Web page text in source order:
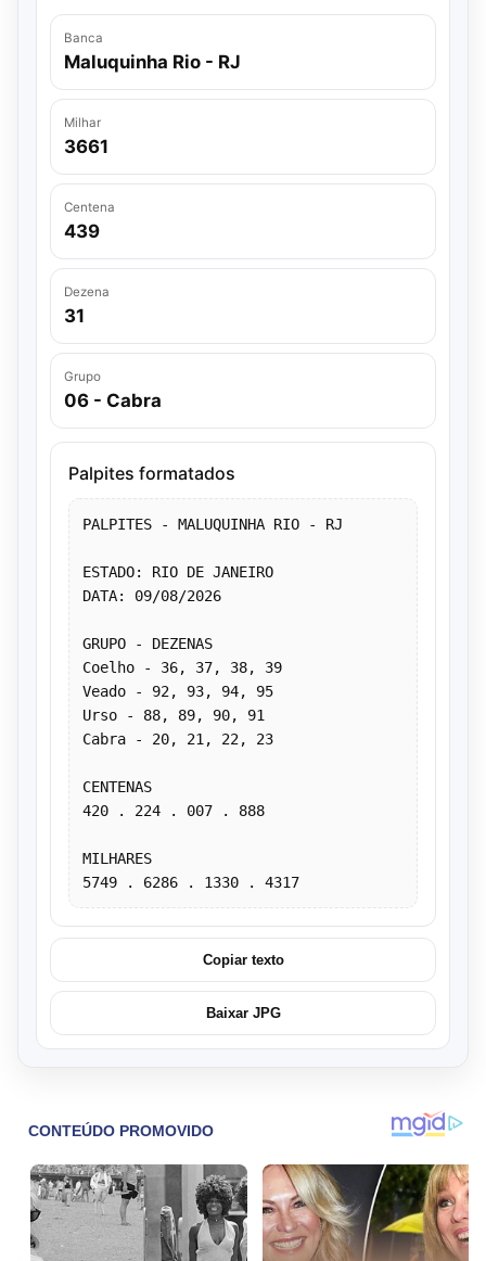
Banca
Maluquinha Rio - RJ
Milhar
3661
Centena
439
Dezena
31
Grupo
06 - Cabra
Palpites formatados
PALPITES - MALUQUINHA RIO - RJ
ESTADO: RIO DE JANEIRO
DATA: 09/08/2026
GRUPO - DEZENAS
Coelho - 36, 37, 38, 39
Veado - 92, 93, 94, 95
Urso - 88, 89, 90, 91
Cabra - 20, 21, 22, 23
CENTENAS
420 . 224 . 007 . 888
MILHARES
5749 . 6286 . 1330 . 4317
Copiar texto
Baixar JPG